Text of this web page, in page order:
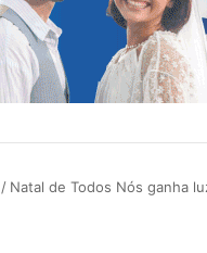
/ Natal de Todos Nós ganha